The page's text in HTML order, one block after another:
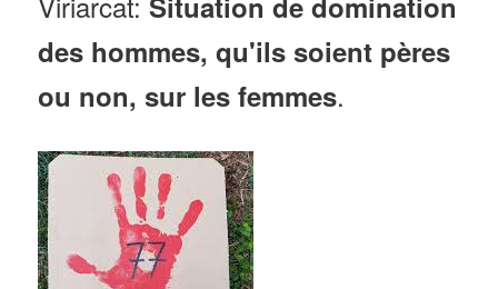
des hommes, qu'ils soient pères
ou non, sur les femmes.